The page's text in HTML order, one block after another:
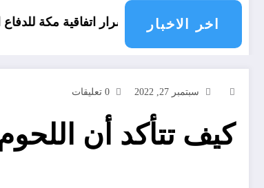
اخر الاخباراسرار اتفاقية مكة للدفاع المشترك
سبتمبر 27, 2022 0 تعليقات
كيف تتأكد أن